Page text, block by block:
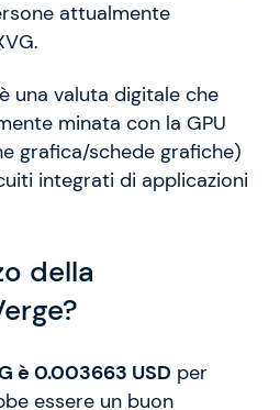
attualmente
una valuta digitale che
minata con la GPU
grafica/schede grafiche)
integrati di applicazioni
della
è 0.003663 USD per
essere un buon